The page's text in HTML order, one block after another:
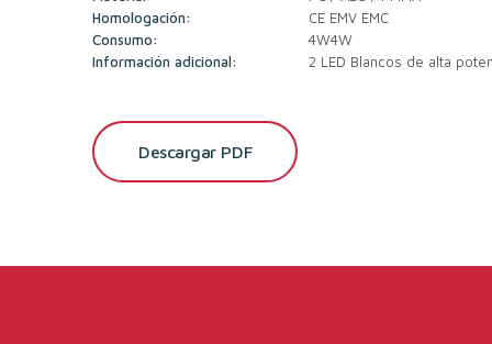
Homologación:
CE EMV EMC
Consumo:
4W4W
Información adicional:
2 LED Blancos de alta
Descargar PDF